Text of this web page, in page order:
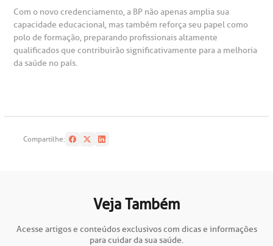
CEP: 01438-000 | Jardim Paulista
São Paulo - SP
Com o novo credenciamento, a BP não apenas amplia sua
capacidade educacional, mas também reforça seu papel como
polo de formação, preparando profissionais altamente
qualificados que contribuirão significativamente para a melhoria
da saúde no país.
Compartilhe:
Veja Também
Acesse artigos e conteúdos exclusivos com dicas e informações
para cuidar da sua saúde.